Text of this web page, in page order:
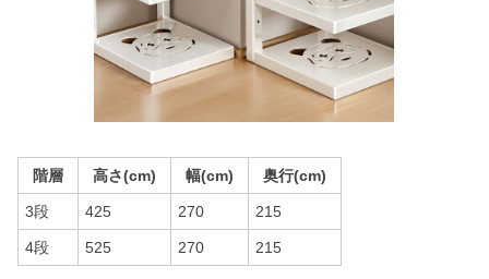
階層 高さ(cm) 幅(cm) 奥行(cm)
3段 425 270 215
4段 525 270 215